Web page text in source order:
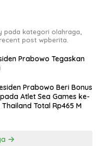
kategori olahraga,
post wpberita.
Prabowo Tegaskan
Prabowo Beri Bonus
Atlet Sea Games ke-
Thailand Total Rp465 M